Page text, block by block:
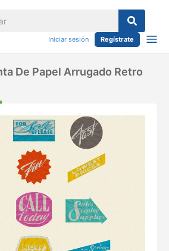
Iniciar sesión Regístrate
De Papel Arrugado Retro